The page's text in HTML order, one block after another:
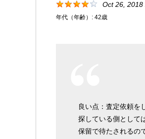
Oct 26, 2018
年代（年齢）: 42歳
良い点：査定依頼を
探している側として
保留で待たされるの